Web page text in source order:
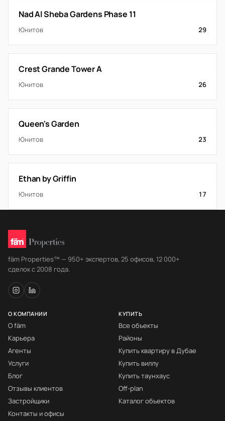
Nad Al Sheba Gardens Phase 11
Юнитов 29
Crest Grande Tower A
Юнитов 26
Queen's Garden
Юнитов 23
Ethan by Griffin
Юнитов 17
fäm Properties™ — 950+ экспертов, 25 офисов, 12 000+
сделок с 2008 года.
О КОМПАНИИ
О fäm
Карьера
Агенты
Услуги
Блог
Отзывы клиентов
Застройщики
Контакты и офисы
КУПИТЬ
Все объекты
Районы
Купить квартиру в Дубае
Купить виллу
Купить таунхаус
Off-plan
Каталог объектов